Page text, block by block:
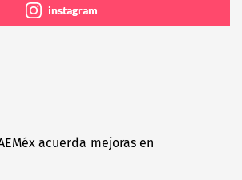
instagram
acuerda mejoras en